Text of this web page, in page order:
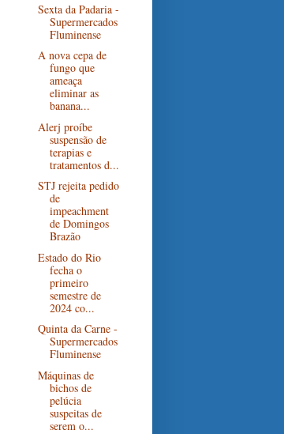
Sexta da Padaria -
Supermercados
Fluminense
A nova cepa de
fungo que
ameaça
eliminar as
banana...
Alerj proíbe
suspensão de
terapias e
tratamentos d...
STJ rejeita pedido
de
impeachment
de Domingos
Brazão
Estado do Rio
fecha o
primeiro
semestre de
2024 co...
Quinta da Carne -
Supermercados
Fluminense
Máquinas de
bichos de
pelúcia
suspeitas de
serem o...